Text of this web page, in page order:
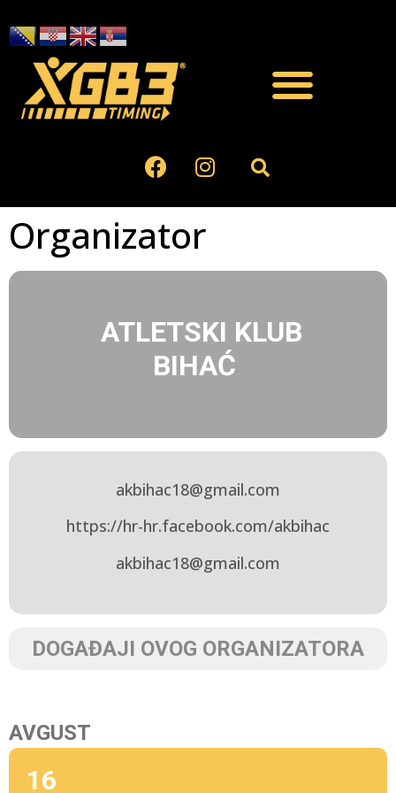
Organizator
ATLETSKI KLUB
BIHAĆ
akbihac18@gmail.com
https://hr-hr.facebook.com/akbihac
akbihac18@gmail.com
DOGAĐAJI OVOG ORGANIZATORA
AVGUST
16